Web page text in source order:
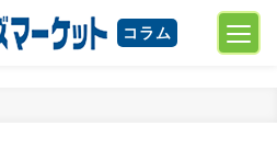
コラム